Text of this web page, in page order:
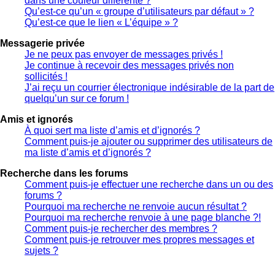
Qu’est-ce qu’un « groupe d’utilisateurs par défaut » ?
Qu’est-ce que le lien « L’équipe » ?
Messagerie privée
Je ne peux pas envoyer de messages privés !
Je continue à recevoir des messages privés non
sollicités !
J’ai reçu un courrier électronique indésirable de la part de
quelqu’un sur ce forum !
Amis et ignorés
À quoi sert ma liste d’amis et d’ignorés ?
Comment puis-je ajouter ou supprimer des utilisateurs de
ma liste d’amis et d’ignorés ?
Recherche dans les forums
Comment puis-je effectuer une recherche dans un ou des
forums ?
Pourquoi ma recherche ne renvoie aucun résultat ?
Pourquoi ma recherche renvoie à une page blanche ?!
Comment puis-je rechercher des membres ?
Comment puis-je retrouver mes propres messages et
sujets ?